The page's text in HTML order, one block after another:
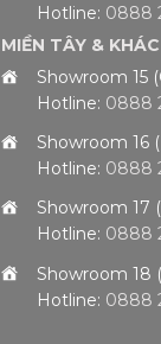
Hotline: 0888
MIỀN TÂY & KHÁC
Showroom 15
Hotline: 0888
Showroom 16
Hotline: 0888
Showroom 17
Hotline: 0888
Showroom 18
Hotline: 0888